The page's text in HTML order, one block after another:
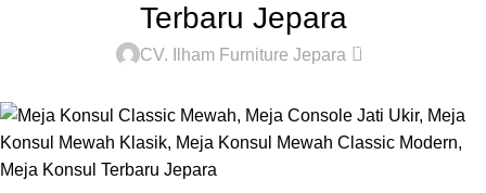
Terbaru Jepara
CV. Ilham Furniture Jepara 0